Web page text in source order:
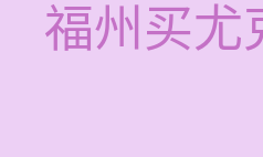
福州买尤